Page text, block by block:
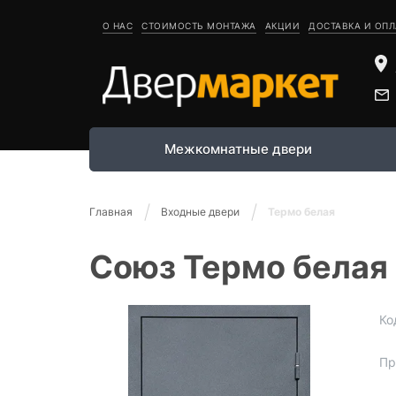
О НАС СТОИМОСТЬ МОНТАЖА АКЦИИ ДОСТАВКА И
Межкомнатные двери
Главная Входные двери Термо белая
Союз Термо белая